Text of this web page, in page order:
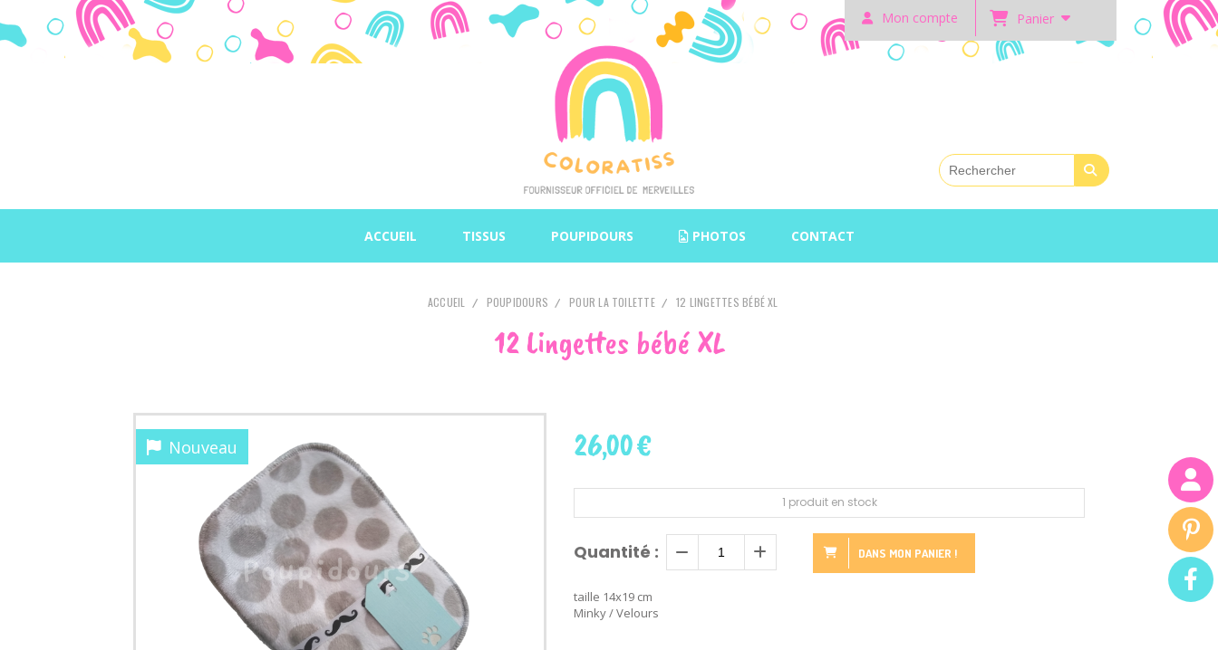
Mon compte Panier
ACCUEIL TISSUS POUPIDOURS PHOTOS CONTACT
ACCUEIL POUPIDOURS POUR LA TOILETTE 12 LINGETTES BÉBÉ XL
12 Lingettes bébé XL
Nouveau 26,00€
1 produit en stock
Quantité : DANS MON PANIER !
taille 14x19 cm
Minky / Velours
Panneau de gestion des cookies